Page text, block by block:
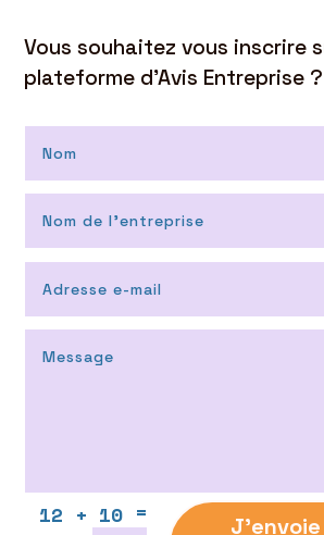
Vous souhaitez vous inscrire
plateforme d’Avis Entreprise ?
12 + 10 = J'envoie